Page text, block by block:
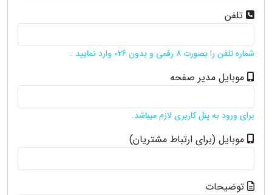
تلفن
شماره تلفن را بصورت 8 رقمی و بدون 026 وارد نمایید .
موبایل مدیر صفحه
برای ورود به پنل کاربری لازم میباشد.
موبایل (برای ارتباط مشتریان)
توضیحات